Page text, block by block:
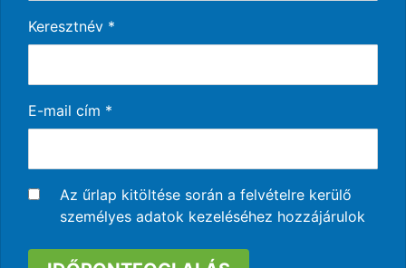
Keresztnév *
E-mail cím *
Az űrlap kitöltése során a felvételre kerülő
személyes adatok kezeléséhez hozzájárulok